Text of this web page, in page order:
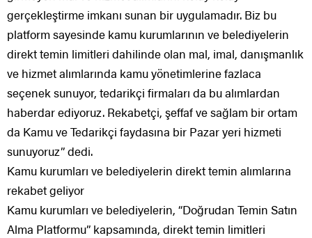
gerçekleştirme imkanı sunan bir uygulamadır. Biz bu
platform sayesinde kamu kurumlarının ve belediyelerin
direkt temin limitleri dahilinde olan mal, imal, danışmanlık
ve hizmet alımlarında kamu yönetimlerine fazlaca
seçenek sunuyor, tedarikçi firmaları da bu alımlardan
haberdar ediyoruz. Rekabetçi, şeffaf ve sağlam bir ortam
da Kamu ve Tedarikçi faydasına bir Pazar yeri hizmeti
sunuyoruz” dedi.
Kamu kurumları ve belediyelerin direkt temin alımlarına
rekabet geliyor
Kamu kurumları ve belediyelerin, “Doğrudan Temin Satın
Alma Platformu” kapsamında, direkt temin limitleri